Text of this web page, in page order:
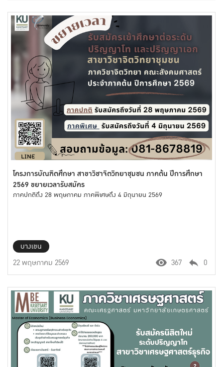
โครงการบัณฑิตศึกษา สาขาวิชาจิตวิทยาชุมชน ภาคต้น ปีการศึกษา
2569 ขยายเวลารับสมัคร
ภาคปกติถึง 28 พฤษภาคม ภาคพิเศษถึง 4 มิถุนายน 2569
บางเขน
22 พฤษภาคม 2569
367 0